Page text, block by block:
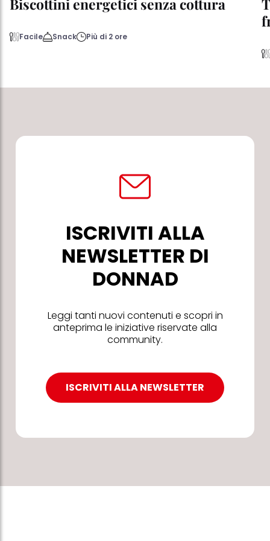
Biscottini energetici senza cottura
Facile Snack Più di 2 ore
ISCRIVITI ALLA
NEWSLETTER DI
DONNAD
Leggi tanti nuovi contenuti e scopri in
anteprima le iniziative riservate alla
community.
ISCRIVITI ALLA NEWSLETTER